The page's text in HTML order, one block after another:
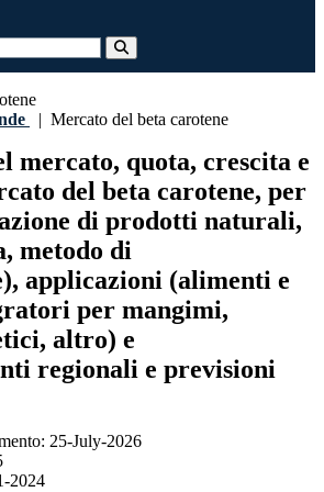
| Mercato del beta carotene
mercato, quota, crescita e
del beta carotene, per
di prodotti naturali,
metodo di
applicazioni (alimenti e
per mangimi,
altro) e
regionali e previsioni
25-July-2026
2024